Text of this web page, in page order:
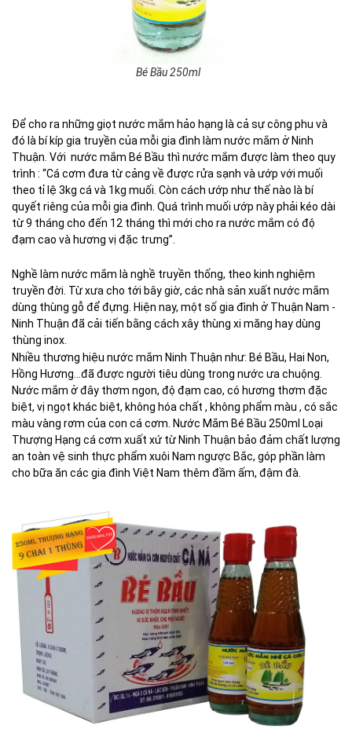
Bé Bầu 250ml
Để cho ra những giọt nước mắm hảo hạng là cả sự công phu và
đó là bí kíp gia truyền của mỗi gia đình làm nước mắm ở Ninh
Thuận. Với nước mắm Bé Bầu thì nước mắm được làm theo quy
trình : “Cá cơm đưa từ cảng về được rửa sạnh và ướp với muối
theo tỉ lệ 3kg cá và 1kg muối. Còn cách ướp như thế nào là bí
quyết riêng của mỗi gia đình. Quá trình muối ướp này phải kéo dài
từ 9 tháng cho đến 12 tháng thì mới cho ra nước mắm có độ
đạm cao và hương vị đặc trưng”.
Nghề làm nước mắm là nghề truyền thống, theo kinh nghiệm
truyền đời. Từ xưa cho tới bây giờ, các nhà sản xuất nước mắm
dùng thùng gỗ để đựng. Hiện nay, một số gia đình ở Thuận Nam -
Ninh Thuận đã cải tiến bằng cách xây thùng xi măng hay dùng
thùng inox.
Nhiều thương hiệu nước mắm Ninh Thuận như: Bé Bầu, Hai Non,
Hồng Hương…đã được người tiêu dùng trong nước ưa chuộng.
Nước mắm ở đây thơm ngon, độ đạm cao, có hương thơm đặc
biệt, vị ngọt khác biệt, không hóa chất , không phẩm màu , có sắc
màu vàng rơm của con cá cơm. Nước Mắm Bé Bầu 250ml Loại
Thượng Hạng cá cơm xuất xứ từ Ninh Thuận bảo đảm chất lượng
an toàn vệ sinh thực phẩm xuôi Nam ngược Bắc, góp phần làm
cho bữa ăn các gia đình Việt Nam thêm đầm ấm, đậm đà.